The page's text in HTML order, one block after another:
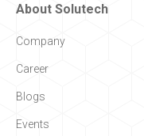
About Solutech
Company
Career
Blogs
Events